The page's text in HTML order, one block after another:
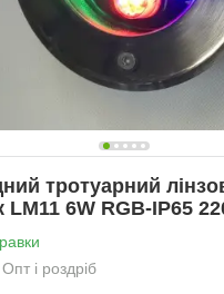
тротуарний
LM11 6W RGB-IP65
Опт і роздріб